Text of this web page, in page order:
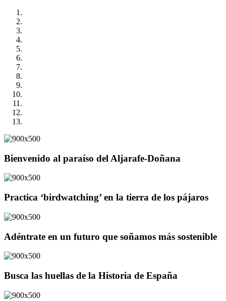
Bienvenido al paraíso del Aljarafe-Doñana
Practica ‘birdwatching’ en la tierra de los pájaros
Adéntrate en un futuro que soñamos más sostenible
Busca las huellas de la Historia de España